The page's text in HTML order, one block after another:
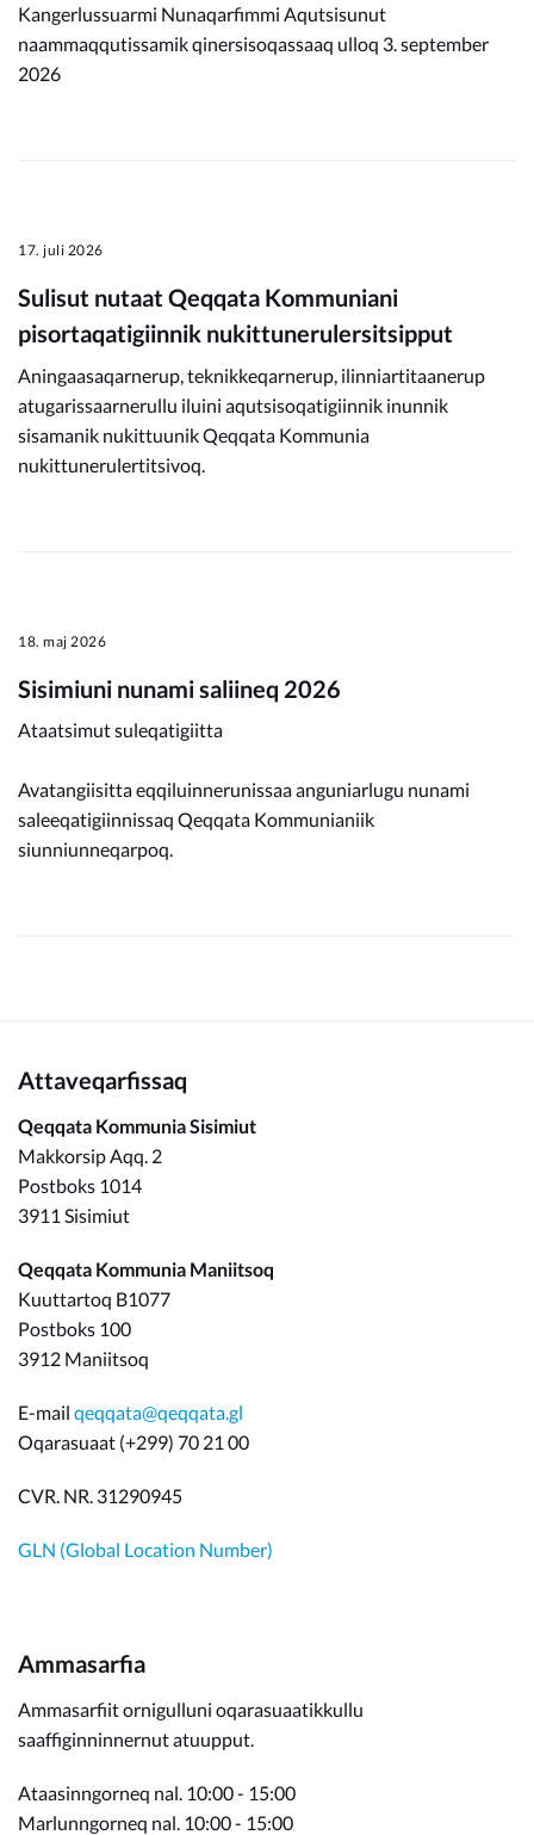
Kangerlussuarmi Nunaqarfimmi Aqutsisunut
naammaqqutissamik qinersisoqassaaq ulloq 3. september
2026
17. juli 2026
Sulisut nutaat Qeqqata Kommuniani
pisortaqatigiinnik nukittunerulersitsipput
Aningaasaqarnerup, teknikkeqarnerup, ilinniartitaanerup
atugarissaarnerullu iluini aqutsisoqatigiinnik inunnik
sisamanik nukittuunik Qeqqata Kommunia
nukittunerulertitsivoq.
18. maj 2026
Sisimiuni nunami saliineq 2026
Ataatsimut suleqatigiitta
Avatangiisitta eqqiluinnerunissaa anguniarlugu nunami
saleeqatigiinnissaq Qeqqata Kommunianiik
siunniunneqarpoq.
Attaveqarfissaq
Qeqqata Kommunia Sisimiut
Makkorsip Aqq. 2
Postboks 1014
3911 Sisimiut
Qeqqata Kommunia Maniitsoq
Kuuttartoq B1077
Postboks 100
3912 Maniitsoq
E-mail qeqqata@qeqqata.gl
Oqarasuaat (+299) 70 21 00
CVR. NR. 31290945
GLN (Global Location Number)
Ammasarfia
Ammasarfiit ornigulluni oqarasuaatikkullu
saaffiginninnernut atuupput.
Ataasinngorneq nal. 10:00 - 15:00
Marlunngorneq nal. 10:00 - 15:00